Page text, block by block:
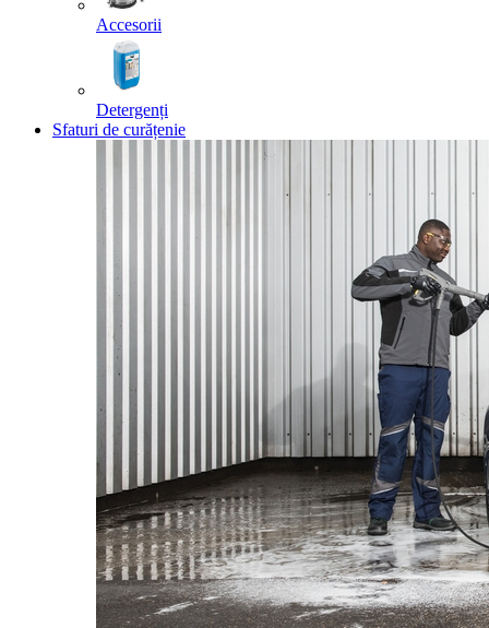
Accesorii
Detergenți
Sfaturi de curățenie